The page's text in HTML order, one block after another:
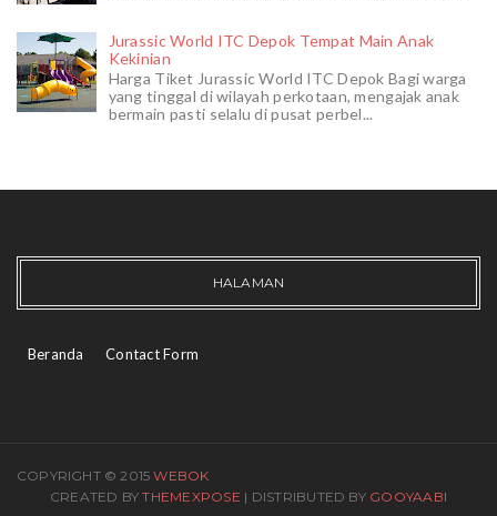
Jurassic World ITC Depok Tempat Main Anak
Kekinian
Harga Tiket Jurassic World ITC Depok Bagi warga
yang tinggal di wilayah perkotaan, mengajak anak
bermain pasti selalu di pusat perbel...
HALAMAN
Beranda Contact Form
COPYRIGHT © 2015WEBOK
CREATED BYTHEMEXPOSE | DISTRIBUTED BY GOOYAABI